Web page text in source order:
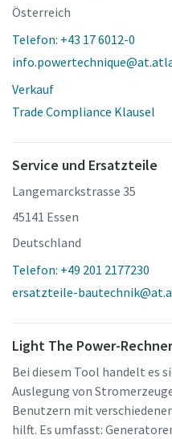
Österreich
Telefon: +43 17 6012-0
Verkauf
Trade Compliance Klausel
Service und Ersatzteile
Langemarckstrasse 35
45141 Essen
Deutschland
Telefon: +49 201 2177230
ersatzteile-
Light The Power-Rechner
Bei diesem Tool handelt es
Auslegung von
Benutzern mit
hilft. Es umfasst: